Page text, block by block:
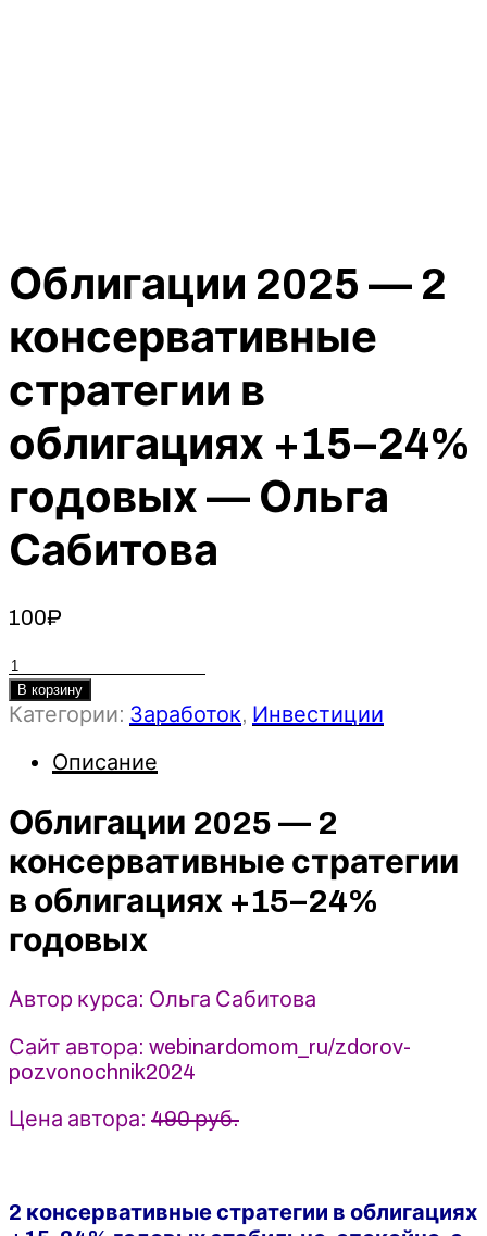
Облигации 2025 — 2
консервативные
стратегии в
облигациях +15–24%
годовых — Ольга
Сабитова
100₽
Количество
товара
Облигации
консервативные
стратегии
в
облигациях
+15–
24%
-
Ольга
Сабитова
В корзину
Категории: Заработок, Инвестиции
Описание
Облигации 2025 — 2
консервативные стратегии
в облигациях +15–24%
годовых
Автор курса: Ольга Сабитова
Сайт автора: webinardomom_ru/zdorov-
pozvonochnik2024
Цена автора: 490 руб.
2 консервативные стратегии в облигациях